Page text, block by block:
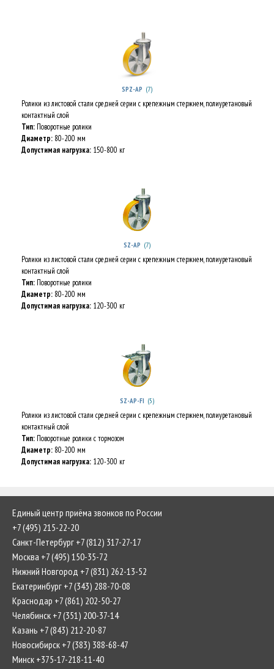
SPZ-AP (7)
Ролики из листовой стали средней серии с крепежным стержнем, полиуретановый
контактный слой
Тип: Поворотные ролики
Диаметр: 80-200 мм
Допустимая нагрузка: 150-800 кг
SZ-AP (7)
Ролики из листовой стали средней серии с крепежным стержнем, полиуретановый
контактный слой
Тип: Поворотные ролики
Диаметр: 80-200 мм
Допустимая нагрузка: 120-300 кг
SZ-AP-FI (5)
Ролики из листовой стали средней серии с крепежным стержнем, полиуретановый
контактный слой
Тип: Поворотные ролики с тормозом
Диаметр: 80-200 мм
Допустимая нагрузка: 120-300 кг
Единый центр приёма звонков по России
+7 (495) 215-22-20
Санкт-Петербург +7 (812) 317-27-17
Москва +7 (495) 150-35-72
Нижний Новгород +7 (831) 262-13-52
Екатеринбург +7 (343) 288-70-08
Краснодар +7 (861) 202-50-27
Челябинск +7 (351) 200-37-14
Казань +7 (843) 212-20-87
Новосибирск +7 (383) 388-68-47
Минск +375-17-218-11-40